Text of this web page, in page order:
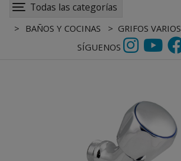
Todas las categorías
BAÑOS Y COCINAS
GRIFOS VARIOS
SÍGUENOS